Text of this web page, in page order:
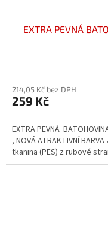
EXTRA PEVNÁ
produktu
je
z
hvězdiček.
214,05 Kč bez DPH
259 Kč
EXTRA PEVNÁ
, NOVÁ ATRAKTIVNÍ
tkanina (PES) z rubové